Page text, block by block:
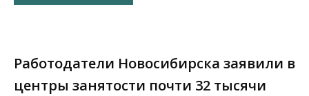
Работодатели Новосибирска заявили в
центры занятости почти 32 тысячи